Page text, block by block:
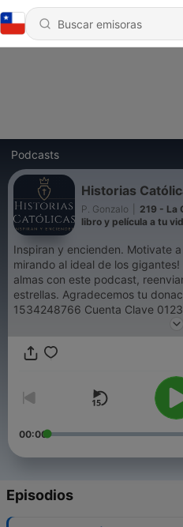
Podcasts
Historias
P. Gonzalo
219 - La
libro y película a tu
Inspiran y encienden. Motivate
mirando al ideal de los gigantes! Ayúdanos a llegar a muchas
almas con este podcast,
estrellas. Agradecemos tu donación: BBVA Cuenta
1534248766 Cuenta Clave 012320015342487662 Gonzalo
Viaña Leupold Síguenos en
00:00
Episodios